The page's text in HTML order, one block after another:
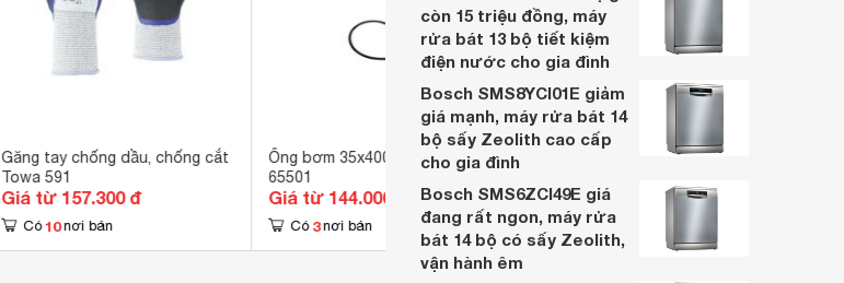
Găng tay chống dầu, chống cắt
Towa 591
Giá từ 157.300 đ
Có 10 nơi bán
Ống bơm 35x400mm Tolsen
65501
Giá từ 144.000 đ
Có 3 nơi bán
Dao rọc giấy KDS L-23
Giá từ 130.900 đ
Có 3 nơi bán
còn 15 triệu đồng, máy
rửa bát 13 bộ tiết kiệm
điện nước cho gia đình
Bosch SMS8YCI01E giảm
giá mạnh, máy rửa bát 14
bộ sấy Zeolith cao cấp
cho gia đình
Bosch SMS6ZCI49E giá
đang rất ngon, máy rửa
bát 14 bộ có sấy Zeolith,
vận hành êm